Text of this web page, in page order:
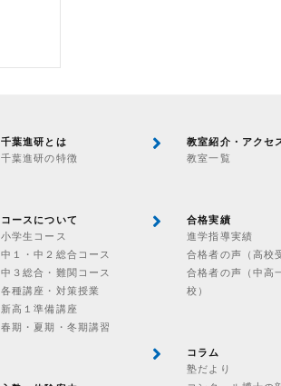
千葉進研とは
千葉進研の特徴
コースについて
小学生コース
中１・中２総合コース
中３総合・難関コース
各種講座・対策授業
新高１準備講座
春期・夏期・冬期講習
教室紹介・アクセ
教室一覧
合格実績
進学指導実績
合格者の声（高校
合格者の声（中高
校）
コラム
塾だより